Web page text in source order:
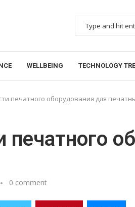
WELLBEING TECHNOLOGY
печатного оборудования для
печатного
0 comment